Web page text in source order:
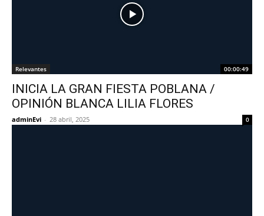
Relevantes 00:00:49
INICIA LA GRAN FIESTA POBLANA /
OPINIÓN BLANCA LILIA FLORES
adminEvi - 28 abril, 2025 0